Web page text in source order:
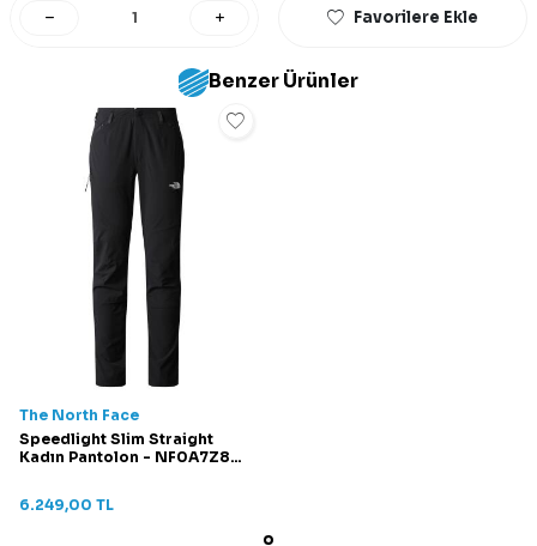
Favorilere Ekle
Benzer Ürünler
The North Face
Speedlight Slim Straight
Kadın Pantolon - NF0A7Z8A
6.249,00 TL